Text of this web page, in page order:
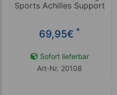
Sports Achilles Support
69,95€ *
Sofort lieferbar
Art-Nr. 20108